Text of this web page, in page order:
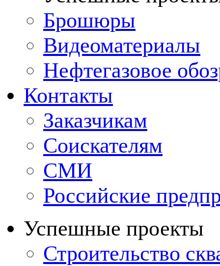
Брошюры
Видеоматериалы
Нефтегазовое
Контакты
Заказчикам
Соискателям
СМИ
Российские
Успешные проекты
Строительство